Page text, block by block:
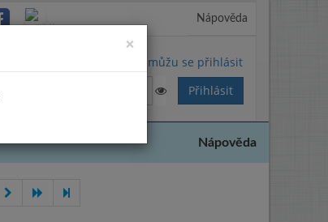
Nápověda
Nemůžu se přihlásit
Nápověda
×